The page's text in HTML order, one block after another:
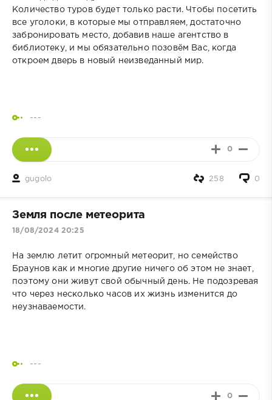
Количество туров будет только расти. Чтобы посетить
все уголоки, в которые мы отправляем, достаточно
забронировать место, добавив наше агентство в
библиотеку, и мы обязательно позовём Вас, когда
откроем дверь в новый неизведанный мир.
---
0
gugolo 0
258
Земля после метеорита
18/08/2024 20:25
На землю летит огромный метеорит, но семейство
Браунов как и многие другие ничего об этом не знает,
поэтому они живут свой обычный день. Не подозревая
что через несколько часов их жизнь изменится до
неузнаваемости.
---
0